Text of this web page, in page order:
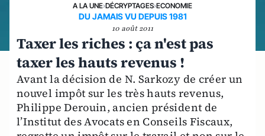
A LA UNE›DÉCRYPTAGES›ECONOMIE
DU JAMAIS VU DEPUIS 1981
10 août 2011
Taxer les riches : ça n'est pas
taxer les hauts revenus !
Avant la décision de N. Sarkozy de créer un
nouvel impôt sur les très hauts revenus,
Philippe Derouin, ancien président de
l’Institut des Avocats en Conseils Fiscaux,